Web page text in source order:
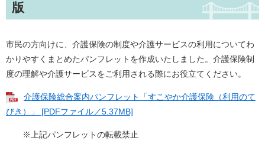
版
市民の方向けに、介護保険の制度や介護サービスの利用についてわ
かりやすくまとめたパンフレットを作成いたしました。介護保険制
度の理解や介護サービスをご利用される際にお役立てください。
介護保険総合案内パンフレット「すこやか介護保険（利用のて
びき）」 [PDFファイル／5.37MB]
※上記パンフレットの転載禁止